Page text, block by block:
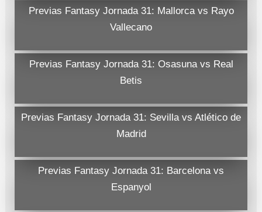
Previas Fantasy Jornada 31: Mallorca vs Rayo
Vallecano
Previas Fantasy Jornada 31: Osasuna vs Real
Betis
Previas Fantasy Jornada 31: Sevilla vs Atlético de
Madrid
Previas Fantasy Jornada 31: Barcelona vs
Espanyol